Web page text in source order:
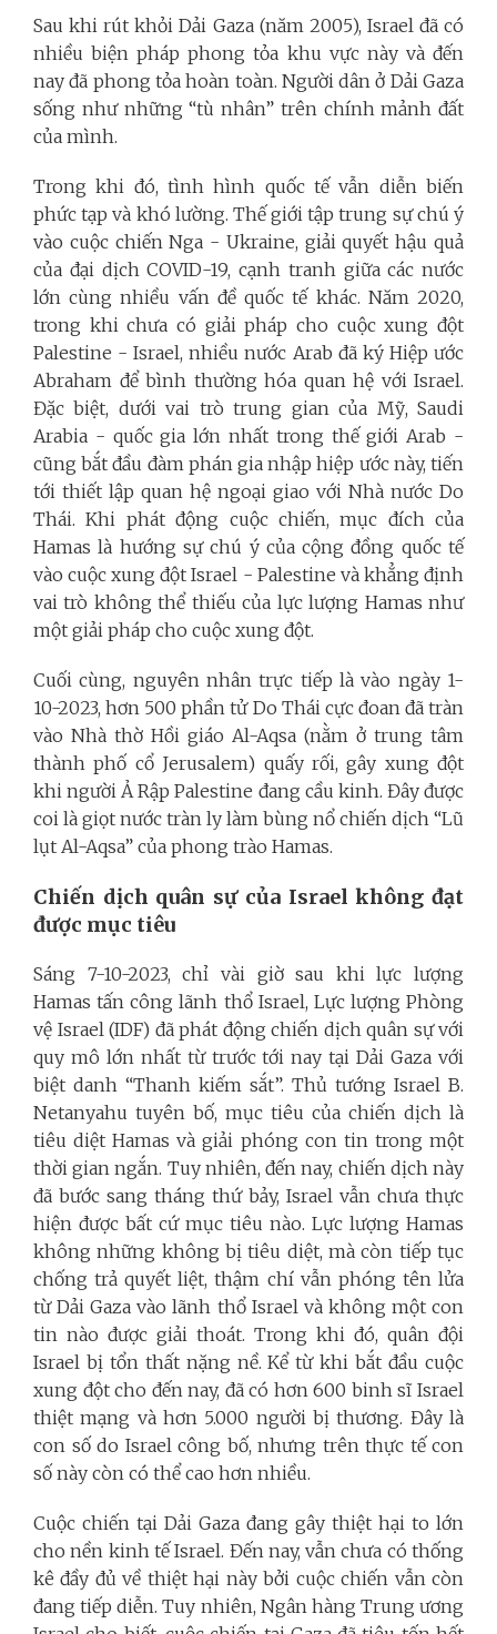
Sau khi rút khỏi Dải Gaza (năm 2005), Israel đã có
nhiều biện pháp phong tỏa khu vực này và đến
nay đã phong tỏa hoàn toàn. Người dân ở Dải Gaza
sống như những “tù nhân” trên chính mảnh đất
của mình.
Trong khi đó, tình hình quốc tế vẫn diễn biến
phức tạp và khó lường. Thế giới tập trung sự chú ý
vào cuộc chiến Nga - Ukraine, giải quyết hậu quả
của đại dịch COVID-19, cạnh tranh giữa các nước
lớn cùng nhiều vấn đề quốc tế khác. Năm 2020,
trong khi chưa có giải pháp cho cuộc xung đột
Palestine - Israel, nhiều nước Arab đã ký Hiệp ước
Abraham để bình thường hóa quan hệ với Israel.
Đặc biệt, dưới vai trò trung gian của Mỹ, Saudi
Arabia - quốc gia lớn nhất trong thế giới Arab -
cũng bắt đầu đàm phán gia nhập hiệp ước này, tiến
tới thiết lập quan hệ ngoại giao với Nhà nước Do
Thái. Khi phát động cuộc chiến, mục đích của
Hamas là hướng sự chú ý của cộng đồng quốc tế
vào cuộc xung đột Israel - Palestine và khẳng định
vai trò không thể thiếu của lực lượng Hamas như
một giải pháp cho cuộc xung đột.
Cuối cùng, nguyên nhân trực tiếp là vào ngày 1-
10-2023, hơn 500 phần tử Do Thái cực đoan đã tràn
vào Nhà thờ Hồi giáo Al-Aqsa (nằm ở trung tâm
thành phố cổ Jerusalem) quấy rối, gây xung đột
khi người Ả Rập Palestine đang cầu kinh. Đây được
coi là giọt nước tràn ly làm bùng nổ chiến dịch “Lũ
lụt Al-Aqsa” của phong trào Hamas.
Chiến dịch quân sự của Israel không đạt
được mục tiêu
Sáng 7-10-2023, chỉ vài giờ sau khi lực lượng
Hamas tấn công lãnh thổ Israel, Lực lượng Phòng
vệ Israel (IDF) đã phát động chiến dịch quân sự với
quy mô lớn nhất từ trước tới nay tại Dải Gaza với
biệt danh “Thanh kiếm sắt”. Thủ tướng Israel B.
Netanyahu tuyên bố, mục tiêu của chiến dịch là
tiêu diệt Hamas và giải phóng con tin trong một
thời gian ngắn. Tuy nhiên, đến nay, chiến dịch này
đã bước sang tháng thứ bảy, Israel vẫn chưa thực
hiện được bất cứ mục tiêu nào. Lực lượng Hamas
không những không bị tiêu diệt, mà còn tiếp tục
chống trả quyết liệt, thậm chí vẫn phóng tên lửa
từ Dải Gaza vào lãnh thổ Israel và không một con
tin nào được giải thoát. Trong khi đó, quân đội
Israel bị tổn thất nặng nề. Kể từ khi bắt đầu cuộc
xung đột cho đến nay, đã có hơn 600 binh sĩ Israel
thiệt mạng và hơn 5.000 người bị thương. Đây là
con số do Israel công bố, nhưng trên thực tế con
số này còn có thể cao hơn nhiều.
Cuộc chiến tại Dải Gaza đang gây thiệt hại to lớn
cho nền kinh tế Israel. Đến nay, vẫn chưa có thống
kê đầy đủ về thiệt hại này bởi cuộc chiến vẫn còn
đang tiếp diễn. Tuy nhiên, Ngân hàng Trung ương